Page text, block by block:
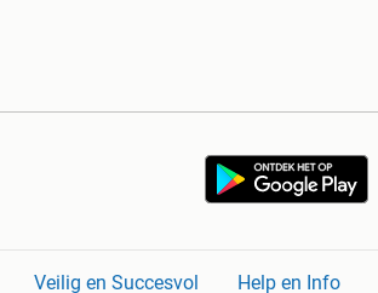
Veilig en Succesvol Help en Info